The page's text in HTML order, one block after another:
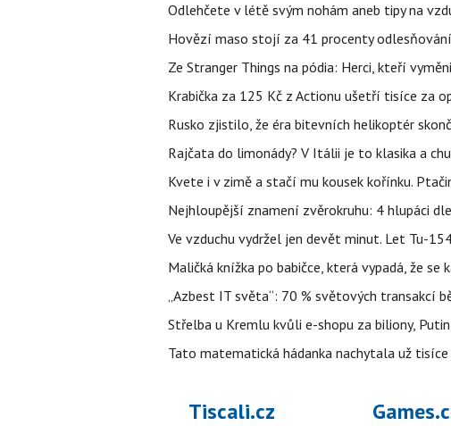
Odlehčete v létě svým nohám aneb tipy na
Hovězí maso stojí za 41 procenty
Ze Stranger Things na pódia: Herci, kteří
Krabička za 125 Kč z Actionu ušetří tisíce za
Rusko zjistilo, že éra bitevních helikoptér
Rajčata do limonády? V Itálii je to klasika a
Kvete i v zimě a stačí mu kousek kořínku.
Nejhloupější znamení zvěrokruhu: 4 hlupáci
Ve vzduchu vydržel jen devět minut. Let Tu-
Maličká knížka po babičce, která vypadá, že
„Azbest IT světa“: 70 % světových transakcí
Střelba u Kremlu kvůli e-shopu za biliony,
Tato matematická hádanka nachytala už
Tiscali.cz